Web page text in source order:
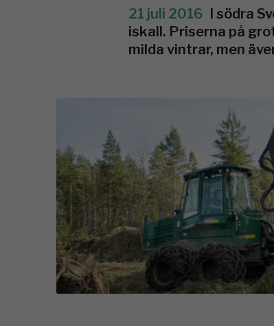
21 juli 2016 I södra
iskall. Priserna på
milda vintrar, men